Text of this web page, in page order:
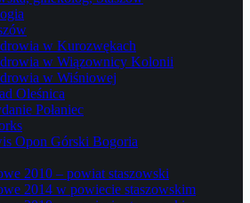
w Kurozwękach
w Wiązownicy Kolonii
w Wiśniowej
Oleśnica
Połaniec
Opon Górski Bogoria
2010 – powiat staszowski
2014 w powiecie staszowskim